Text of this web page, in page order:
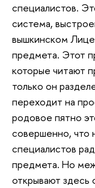
специалистов.
система,
вышкинском
предмета. Этот
которые читают
только он
переходит на
родовое пятно
совершенно, что
специалистов
предмета. Но
открывают